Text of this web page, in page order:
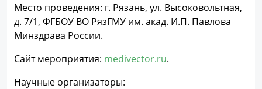
Место проведения: г. Рязань, ул. Высоковольтная,
д. 7/1, ФГБОУ ВО РязГМУ им. акад. И.П. Павлова
Минздрава России.
Сайт мероприятия: medivector.ru.
Научные организаторы: